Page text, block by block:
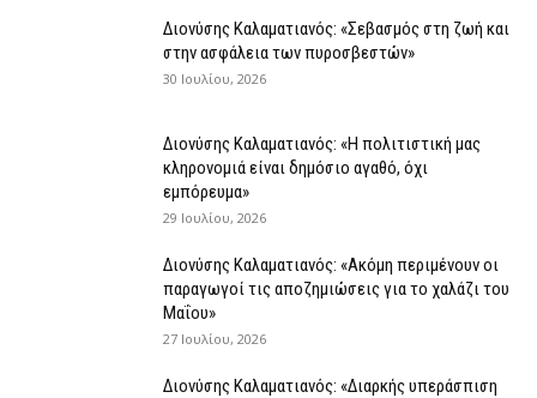
Διονύσης Καλαματιανός: «Σεβασμός στη ζωή και
στην ασφάλεια των πυροσβεστών»
30 Ιουλίου, 2026
Διονύσης Καλαματιανός: «Η πολιτιστική μας
κληρονομιά είναι δημόσιο αγαθό, όχι
εμπόρευμα»
29 Ιουλίου, 2026
Διονύσης Καλαματιανός: «Ακόμη περιμένουν οι
παραγωγοί τις αποζημιώσεις για το χαλάζι του
Μαΐου»
27 Ιουλίου, 2026
Διονύσης Καλαματιανός: «Διαρκής υπεράσπιση